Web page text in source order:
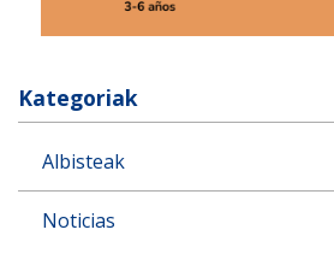
Kategoriak
Albisteak
Noticias